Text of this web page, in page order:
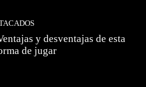
y desventajas de esta
de jugar